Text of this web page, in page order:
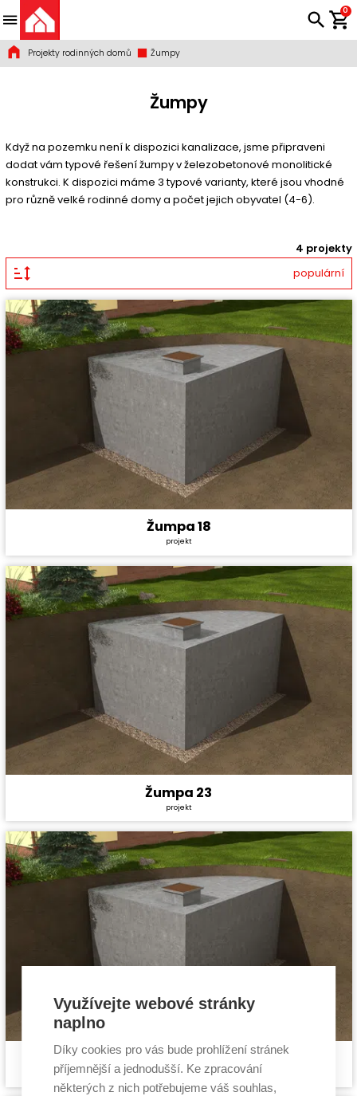
0
Projekty rodinných domů Žumpy
Žumpy
Když na pozemku není k dispozici kanalizace, jsme připraveni
dodat vám typové řešení žumpy v železobetonové monolitické
konstrukci. K dispozici máme 3 typové varianty, které jsou vhodné
pro různě velké rodinné domy a počet jejich obyvatel (4-6).
4 projekty
populární
Žumpa 18
projekt
Žumpa 23
projekt
Žumpa 28
projekt
Využívejte webové stránky
naplno
Díky cookies pro vás bude prohlížení stránek
příjemnější a jednodušší. Ke zpracování
některých z nich potřebujeme váš souhlas,